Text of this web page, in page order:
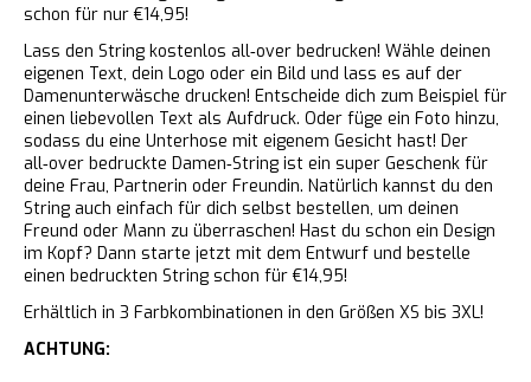
schon für nur €14,95!
Lass den String kostenlos all‑over bedrucken! Wähle deinen
eigenen Text, dein Logo oder ein Bild und lass es auf der
Damenunterwäsche drucken! Entscheide dich zum Beispiel für
einen liebevollen Text als Aufdruck. Oder füge ein Foto hinzu,
sodass du eine Unterhose mit eigenem Gesicht hast! Der
all‑over bedruckte Damen‑String ist ein super Geschenk für
deine Frau, Partnerin oder Freundin. Natürlich kannst du den
String auch einfach für dich selbst bestellen, um deinen
Freund oder Mann zu überraschen! Hast du schon ein Design
im Kopf? Dann starte jetzt mit dem Entwurf und bestelle
einen bedruckten String schon für €14,95!
Erhältlich in 3 Farbkombinationen in den Größen XS bis 3XL!
ACHTUNG: